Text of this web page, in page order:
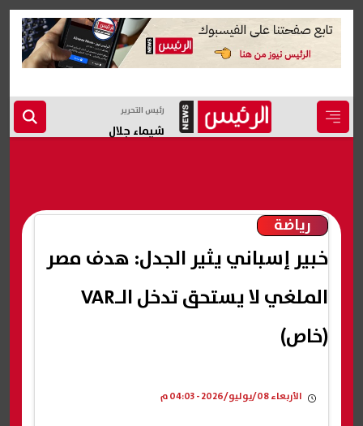
رئيس التحرير
شيماء جلال
رياضة
خبير إسباني يثير الجدل: هدف مصر
الملغي لا يستحق تدخل الـVAR
(خاص)
الأربعاء 08/يوليو/2026 - 04:03 م